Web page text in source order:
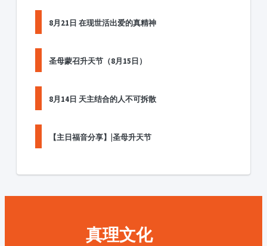
8月21日 在现世活出爱的真精神
圣母蒙召升天节（8月15日）
8月14日 天主结合的人不可拆散
【主日福音分享】|圣母升天节
真理文化